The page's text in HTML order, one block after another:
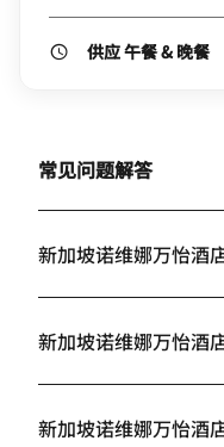
供应 午餐 & 晚餐
常见问题解答
新加坡诺维娜万怡酒
新加坡诺维娜万怡酒
新加坡诺维娜万怡酒